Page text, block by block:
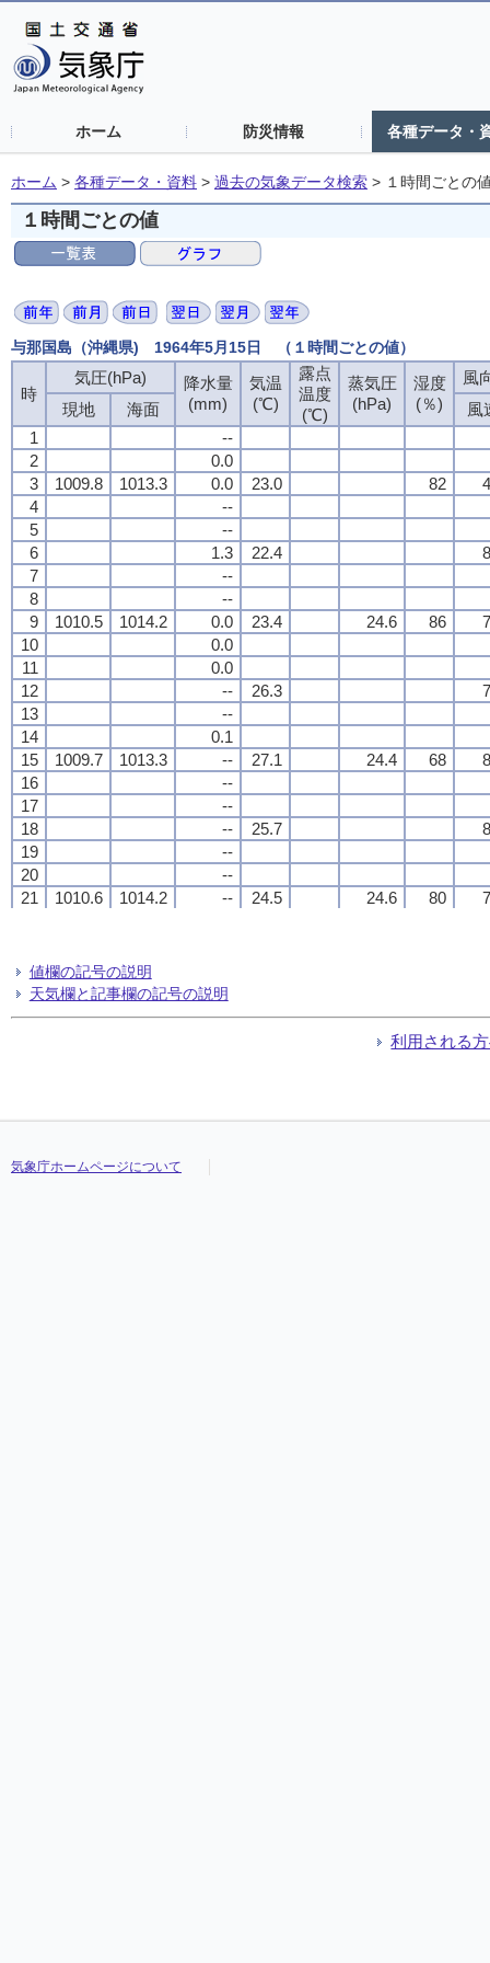
ホーム 防災情報 各種データ・
ホーム > 各種データ・資料 > 過去の気象データ検索 > １時間ごとの
１時間ごとの値
与那国島（沖縄県) 1964年5月15日 （１時間ごとの値）
時
気圧(hPa)
降水量
(mm)
気温
(℃)
露点
温度
(℃)
蒸気圧
(hPa)
湿度
(％)
風
現地
海面
風
1
--
2
0.0
3
1009.8 1013.3 0.0 23.0 82
4
--
5
--
6
1.3 22.4
7
--
8
--
9
1010.5 1014.2 0.0 23.4 24.6 86
10
0.0
11
0.0
12
-- 26.3
13
--
14
0.1
15
1009.7 1013.3 -- 27.1 24.4 68
16
--
17
--
18
-- 25.7
19
--
20
--
21
1010.6 1014.2 -- 24.5 24.6 80
24
時
気圧(hPa)
降水量
(mm)
気温
(℃)
露点
温度
(℃)
蒸気圧
(hPa)
湿度
(％)
風
現地
海面
風
1
--
2
0.0
3
1009.8 1013.3 0.0 23.0 82
4
--
5
--
6
1.3 22.4
7
--
8
--
9
1010.5 1014.2 0.0 23.4 24.6 86
10
0.0
11
0.0
12
-- 26.3
13
--
14
0.1
15
1009.7 1013.3 -- 27.1 24.4 68
16
--
17
--
18
-- 25.7
19
--
20
--
21
1010.6 1014.2 -- 24.5 24.6 80
24
時
気圧(hPa)
降水量
(mm)
気温
(℃)
露点
温度
(℃)
蒸気圧
(hPa)
湿度
(％)
風
現地
海面
風
1
--
2
0.0
3
1009.8 1013.3 0.0 23.0 82
4
--
5
--
6
1.3 22.4
7
--
8
--
9
1010.5 1014.2 0.0 23.4 24.6 86
10
0.0
11
0.0
12
-- 26.3
13
--
14
0.1
15
1009.7 1013.3 -- 27.1 24.4 68
16
--
17
--
18
-- 25.7
19
--
20
--
21
1010.6 1014.2 -- 24.5 24.6 80
24
時
気圧(hPa)
降水量
(mm)
気温
(℃)
露点
温度
(℃)
蒸気圧
(hPa)
湿度
(％)
風
現地
海面
風
1
--
2
0.0
3
1009.8 1013.3 0.0 23.0 82
4
--
5
--
6
1.3 22.4
7
--
8
--
9
1010.5 1014.2 0.0 23.4 24.6 86
10
0.0
11
0.0
12
-- 26.3
13
--
14
0.1
15
1009.7 1013.3 -- 27.1 24.4 68
16
--
17
--
18
-- 25.7
19
--
20
--
21
1010.6 1014.2 -- 24.5 24.6 80
24
値欄の記号の説明
天気欄と記事欄の記号の説明
利用される
気象庁ホームページについて